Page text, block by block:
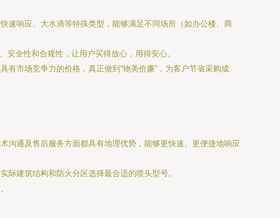
速响应、大水滴等特殊类型，能够满足不同场所（如办公楼、商
安全性和合规性，让用户买得放心，用得安心。
有市场竞争力的价格，真正做到“物美价廉”，为客户节省采购成
沟通及售后服务方面都具有地理优势，能够更快速、更便捷地响应
际建筑结构和防火分区选择最合适的喷头型号。